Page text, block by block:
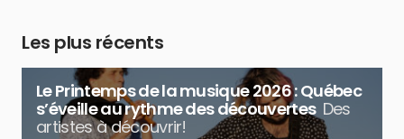
Les plus récents
Le Printemps de la musique 2026 : Québec
s’éveille au rythme des découvertes Des
artistes à découvrir!